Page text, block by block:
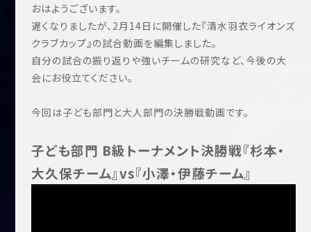
おはようございます。
遅くなりましたが、2月14日に開催した『清水羽衣ライオンズ
クラブカップ』の試合動画を編集しました。
自分の試合の振り返りや強いチームの研究など、今後の大
会にお役立てください。
今回は子ども部門と大人部門の決勝戦動画です。
子ども部門 B級トーナメント決勝戦『杉本・
大久保チーム』vs『小澤・伊藤チーム』